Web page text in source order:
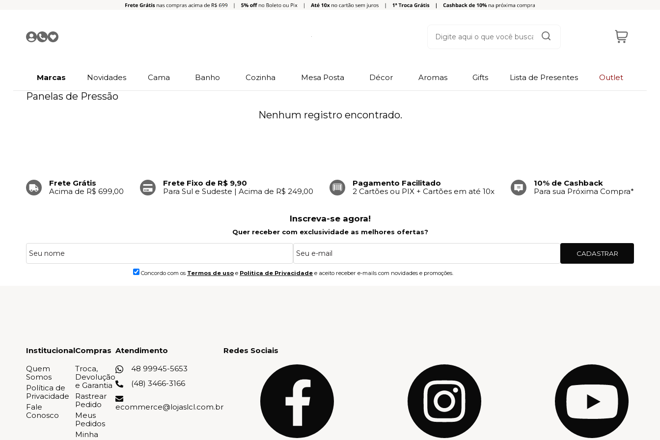
Marcas Novidades Cama Banho Cozinha Mesa Posta Décor Aromas Gifts Lista de Presentes Outlet
Panelas de Pressão
Nenhum registro encontrado.
Frete Grátis
Acima de R$ 699,00
Frete Fixo de R$ 9,90
Para Sul e Sudeste | Acima de R$ 249,00
Pagamento Facilitado
2 Cartões ou PIX + Cartões em até 10x
10% de Cashback
Para sua Próxima Compra*
Inscreva-se agora!
Quer receber com exclusividade as melhores ofertas?
Concordo com os Termos de uso e Politica de Privacidade e aceito receber e-mails com novidades e promoções.
CADASTRAR
Institucional
Quem
Somos
Política de
Privacidade
Fale
Conosco
Compras
Troca,
Devolução
e Garantia
Rastrear
Pedido
Meus
Pedidos
Minha
Atendimento
48 99945-5653
(48) 3466-3166
ecommerce@lojaslcl.com.br
Redes Sociais